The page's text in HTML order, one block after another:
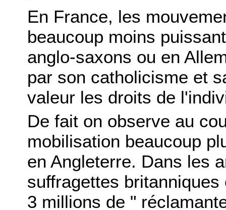
En France, les
beaucoup moins
anglo-saxons ou en
par son catholicisme et
valeur les droits de
De fait on observe au
mobilisation beaucoup
en Angleterre. Dans les
suffragettes
3 millions de "